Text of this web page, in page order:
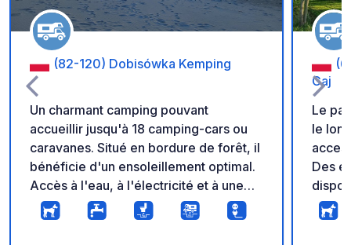
(82-120) Dobisówka Kemping
Un charmant camping pouvant
accueillir jusqu'à 18 camping-cars ou
caravanes. Situé en bordure de forêt, il
bénéficie d'un ensoleillement optimal.
Accès à l'eau, à l'électricité et à une
station de vidange. Entrée sécurisée
par un portail. À seulement 50 mètres,
Gaj
Le
le
Des
et